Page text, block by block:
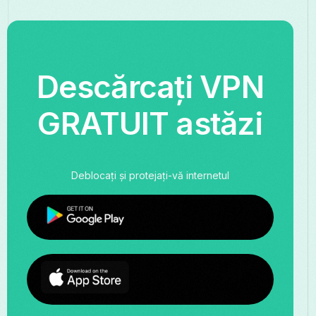
Descărcați VPN
GRATUIT astăzi
Deblocați și protejați-vă internetul